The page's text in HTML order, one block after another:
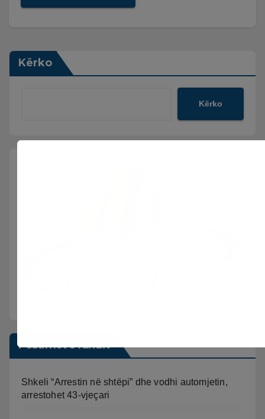
Kërko
Kërko
Postimet e fundit
Shkeli “Arrestin në shtëpi” dhe vodhi automjetin,
arrestohet 43-vjeçari